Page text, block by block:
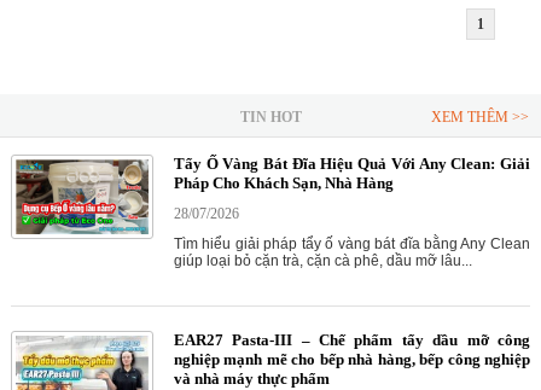
1
TIN HOT XEM THÊM >>
Tẩy Ố Vàng Bát Đĩa Hiệu Quả Với Any Clean: Giải
Pháp Cho Khách Sạn, Nhà Hàng
28/07/2026
Tìm hiểu giải pháp tẩy ố vàng bát đĩa bằng Any Clean
giúp loại bỏ cặn trà, cặn cà phê, dầu mỡ lâu...
EAR27 Pasta-III – Chế phẩm tẩy dầu mỡ công
nghiệp mạnh mẽ cho bếp nhà hàng, bếp công nghiệp
và nhà máy thực phẩm